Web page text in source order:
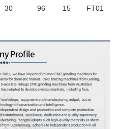
30 96 15 FT01